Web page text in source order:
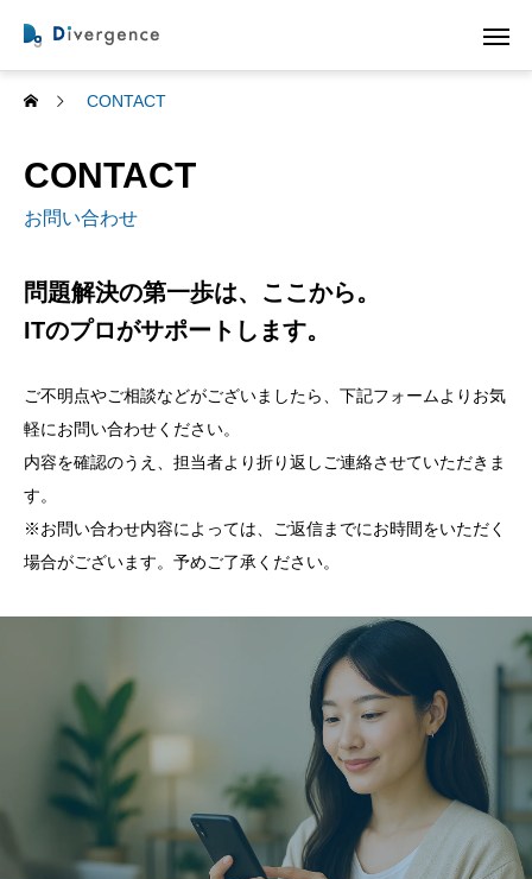
CONTACT
CONTACT
お問い合わせ
問題解決の第一歩は、ここから。
ITのプロがサポートします。
ご不明点やご相談などがございましたら、下記フォームよりお気
軽にお問い合わせください。
内容を確認のうえ、担当者より折り返しご連絡させていただきま
す。
※お問い合わせ内容によっては、ご返信までにお時間をいただく
場合がございます。予めご了承ください。